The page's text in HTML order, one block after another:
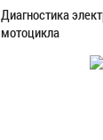
Диагностика
мотоцикла